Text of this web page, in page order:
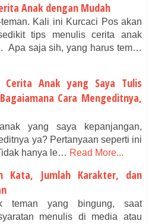
Anak dengan Mudah
Kali ini Kurcaci Pos akan
tips menulis cerita anak
Apa saja sih, yang harus tem…
Cerita Anak yang Saya Tulis
Cara Mengeditnya,
yang saya kepanjangan,
ya? Pertanyaan seperti ini
hanya le… Read More...
Kata, Jumlah Karakter, dan
teman yang bingung, saat
menulis di media atau